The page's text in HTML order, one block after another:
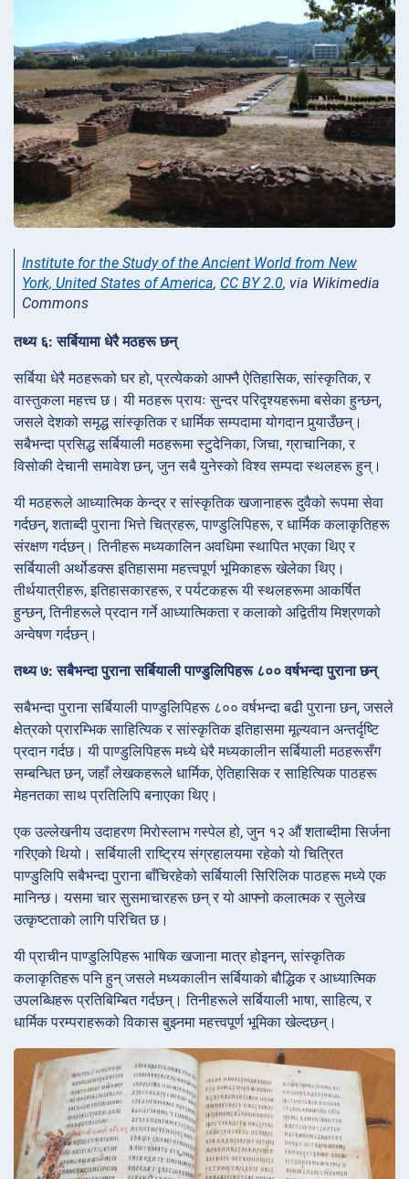
Institute for the Study of the Ancient World from New
York, United States of America, CC BY 2.0, via Wikimedia
Commons
तथ्य ६: सर्बियामा धेरै मठहरू छन्
सर्बिया धेरै मठहरूको घर हो, प्रत्येकको आफ्नै ऐतिहासिक, सांस्कृतिक, र
वास्तुकला महत्त्व छ। यी मठहरू प्रायः सुन्दर परिदृश्यहरूमा बसेका हुन्छन्,
जसले देशको समृद्ध सांस्कृतिक र धार्मिक सम्पदामा योगदान पुर्‍याउँछन्।
सबैभन्दा प्रसिद्ध सर्बियाली मठहरूमा स्टुदेनिका, जिचा, ग्राचानिका, र
विसोकी देचानी समावेश छन्, जुन सबै युनेस्को विश्व सम्पदा स्थलहरू हुन्।
यी मठहरूले आध्यात्मिक केन्द्र र सांस्कृतिक खजानाहरू दुवैको रूपमा सेवा
गर्दछन्, शताब्दी पुराना भित्ते चित्रहरू, पाण्डुलिपिहरू, र धार्मिक कलाकृतिहरू
संरक्षण गर्दछन्। तिनीहरू मध्यकालिन अवधिमा स्थापित भएका थिए र
सर्बियाली अर्थोडक्स इतिहासमा महत्त्वपूर्ण भूमिकाहरू खेलेका थिए।
तीर्थयात्रीहरू, इतिहासकारहरू, र पर्यटकहरू यी स्थलहरूमा आकर्षित
हुन्छन्, तिनीहरूले प्रदान गर्ने आध्यात्मिकता र कलाको अद्वितीय मिश्रणको
अन्वेषण गर्दछन्।
तथ्य ७: सबैभन्दा पुराना सर्बियाली पाण्डुलिपिहरू ८०० वर्षभन्दा पुराना छन्
सबैभन्दा पुराना सर्बियाली पाण्डुलिपिहरू ८०० वर्षभन्दा बढी पुराना छन्, जसले
क्षेत्रको प्रारम्भिक साहित्यिक र सांस्कृतिक इतिहासमा मूल्यवान अन्तर्दृष्टि
प्रदान गर्दछ। यी पाण्डुलिपिहरू मध्ये धेरै मध्यकालीन सर्बियाली मठहरूसँग
सम्बन्धित छन्, जहाँ लेखकहरूले धार्मिक, ऐतिहासिक र साहित्यिक पाठहरू
मेहनतका साथ प्रतिलिपि बनाएका थिए।
एक उल्लेखनीय उदाहरण मिरोस्लाभ गस्पेल हो, जुन १२ औं शताब्दीमा सिर्जना
गरिएको थियो। सर्बियाली राष्ट्रिय संग्रहालयमा रहेको यो चित्रित
पाण्डुलिपि सबैभन्दा पुराना बाँचिरहेको सर्बियाली सिरिलिक पाठहरू मध्ये एक
मानिन्छ। यसमा चार सुसमाचारहरू छन् र यो आफ्नो कलात्मक र सुलेख
उत्कृष्टताको लागि परिचित छ।
यी प्राचीन पाण्डुलिपिहरू भाषिक खजाना मात्र होइनन्, सांस्कृतिक
कलाकृतिहरू पनि हुन् जसले मध्यकालीन सर्बियाको बौद्धिक र आध्यात्मिक
उपलब्धिहरू प्रतिबिम्बित गर्दछन्। तिनीहरूले सर्बियाली भाषा, साहित्य, र
धार्मिक परम्पराहरूको विकास बुझ्नमा महत्त्वपूर्ण भूमिका खेल्दछन्।